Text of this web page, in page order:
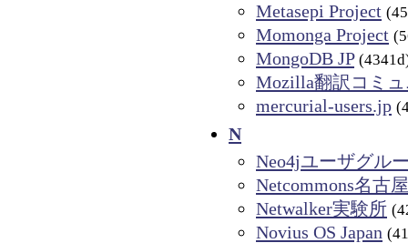
Metasepi Project
Momonga Project
MongoDB JP
Mozilla翻訳コミ
mercurial-users.jp
N
Neo4jユーザグル
Netcommons名古
Netwalker実験所
Novius OS Japan